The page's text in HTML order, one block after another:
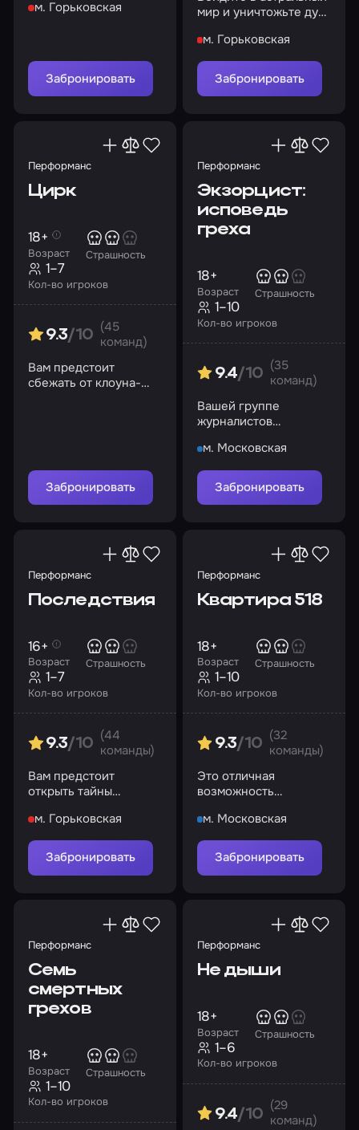
помните: Багул не
м. Горьковская
Забронировать
мир и уничтожьте дух
там навсегда…
м. Горьковская
Забронировать
Перформанс
Цирк
Возраст
18+
Страшность
Кол-во игроков
1–7
9.3/10
(45
команд)
Вам предстоит
сбежать от клоуна-
Забронировать
Перформанс
Экзорцист:
исповедь
греха
Возраст
18+
Страшность
Кол-во игроков
1–10
9.4/10
(35
команд)
Вашей группе
журналистов
все тайны, связанные
с этим местом
м. Московская
Забронировать
Перформанс
Последствия
Возраст
16+
Страшность
Кол-во игроков
1–7
9.3/10
(44
команды)
Вам предстоит
открыть тайны
м. Горьковская
Забронировать
Перформанс
Квартира 518
Возраст
18+
Страшность
Кол-во игроков
1–10
9.3/10
(32
команды)
Это отличная
возможность
м. Московская
Забронировать
Перформанс
Семь
смертных
грехов
Возраст
18+
Страшность
Кол-во игроков
1–10
Перформанс
Не дыши
Возраст
18+
Страшность
Кол-во игроков
1–6
9.4/10
(29
команд)